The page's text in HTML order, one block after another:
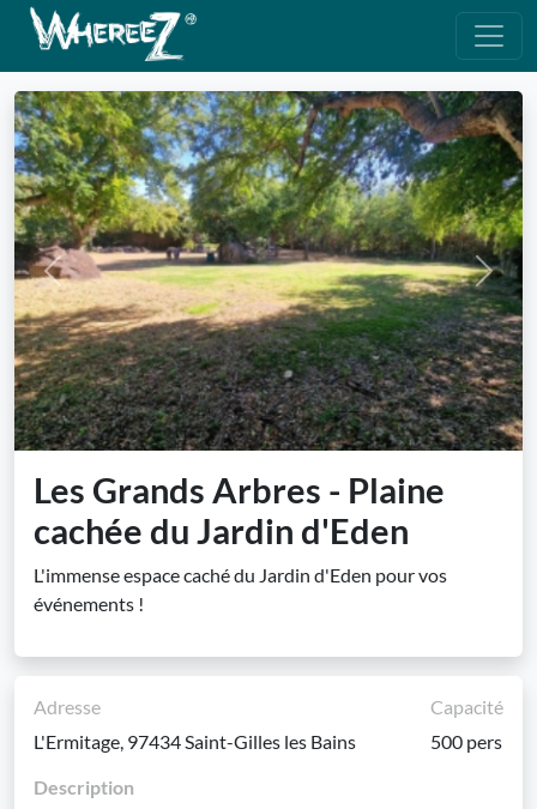
Previous Next
Les Grands Arbres - Plaine
cachée du Jardin d'Eden
L'immense espace caché du Jardin d'Eden pour vos
événements !
Adresse
L'Ermitage, 97434 Saint-Gilles les Bains
Capacité
500 pers
Description